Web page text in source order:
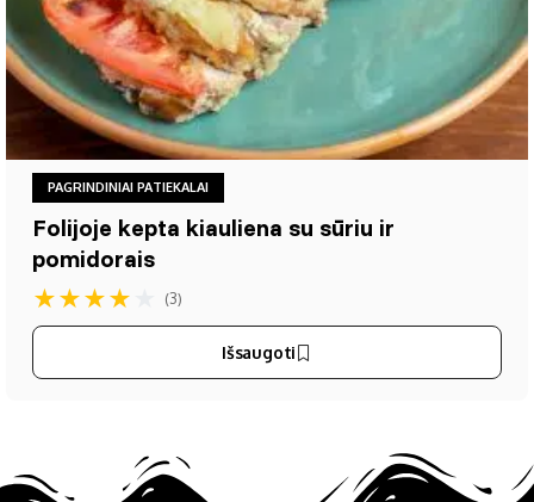
PAGRINDINIAI PATIEKALAI
Folijoje kepta kiauliena su sūriu ir
pomidorais
★★★★ (3)
Išsaugoti